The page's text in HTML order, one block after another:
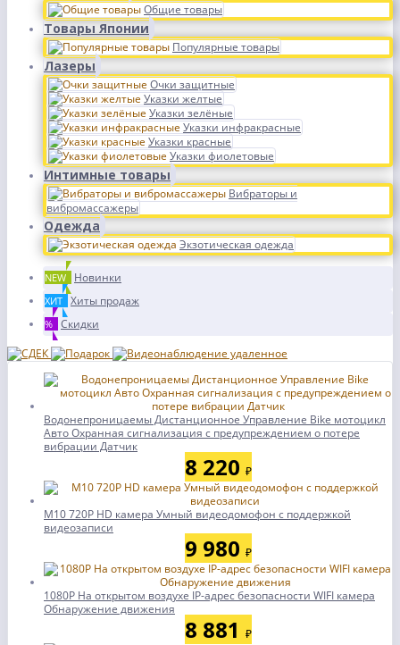
Общие товары
Товары Японии
Популярные товары
Лазеры
Очки защитные
Указки желтые
Указки зелёные
Указки инфракрасные
Указки красные
Указки фиолетовые
Интимные товары
Вибраторы и
вибромассажеры
Одежда
Экзотическая одежда
NEW Новинки
ХИТ Хиты продаж
% Скидки
Водонепроницаемы Дистанционное Управление Bike мотоцикл
Авто Охранная сигнализация с предупреждением о потере
вибрации Датчик
8 220 ₽
M10 720P HD камера Умный видеодомофон с поддержкой
видеозаписи
9 980 ₽
1080P На открытом воздухе IP-адрес безопасности WIFI камера
Обнаружение движения
8 881 ₽